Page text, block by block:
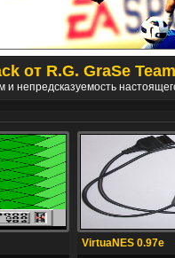
от R.G. GraSe
и непредсказуемость
VirtuaNES 0.97e